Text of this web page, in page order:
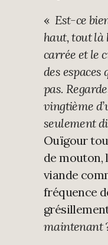
« Est-ce
haut, tout
carrée et le
des espaces
pas.
vingtième
seulement
Ouïgour
de mouton,
viande
fréquence
maintenant